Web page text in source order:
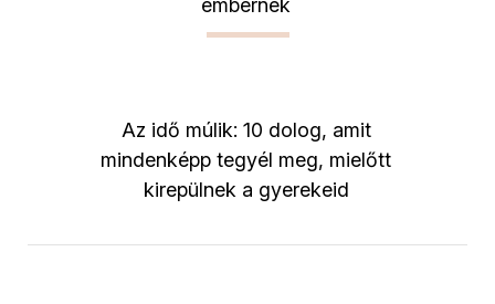
embernek
Az idő múlik: 10 dolog, amit
mindenképp tegyél meg, mielőtt
kirepülnek a gyerekeid